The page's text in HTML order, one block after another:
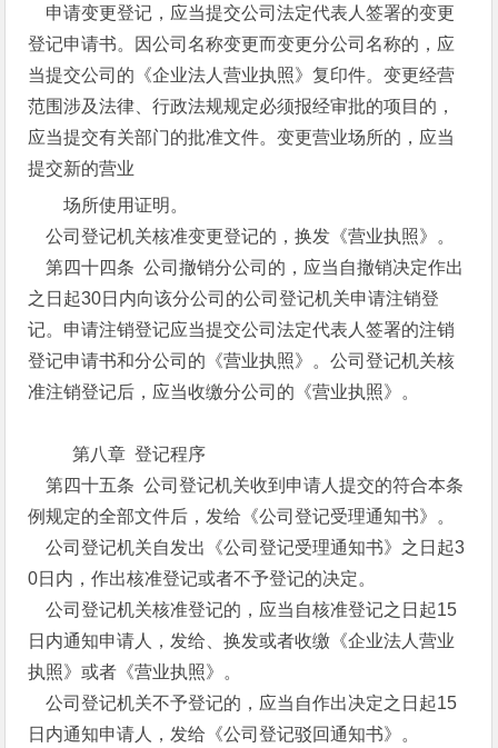
申请变更登记，应当提交公司法定代表人签署的变更
登记申请书。因公司名称变更而变更分公司名称的，应
当提交公司的《企业法人营业执照》复印件。变更经营
范围涉及法律、行政法规规定必须报经审批的项目的，
应当提交有关部门的批准文件。变更营业场所的，应当
提交新的营业
场所使用证明。
公司登记机关核准变更登记的，换发《营业执照》。
第四十四条 公司撤销分公司的，应当自撤销决定作出
之日起30日内向该分公司的公司登记机关申请注销登
记。申请注销登记应当提交公司法定代表人签署的注销
登记申请书和分公司的《营业执照》。公司登记机关核
准注销登记后，应当收缴分公司的《营业执照》。
第八章 登记程序
第四十五条 公司登记机关收到申请人提交的符合本条
例规定的全部文件后，发给《公司登记受理通知书》。
公司登记机关自发出《公司登记受理通知书》之日起3
0日内，作出核准登记或者不予登记的决定。
公司登记机关核准登记的，应当自核准登记之日起15
日内通知申请人，发给、换发或者收缴《企业法人营业
执照》或者《营业执照》。
公司登记机关不予登记的，应当自作出决定之日起15
日内通知申请人，发给《公司登记驳回通知书》。